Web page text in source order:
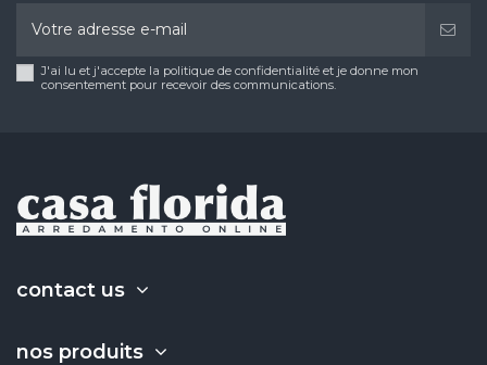
J'ai lu et j'accepte la politique de confidentialité et je donne mon
consentement pour recevoir des communications.
contact us
nos produits